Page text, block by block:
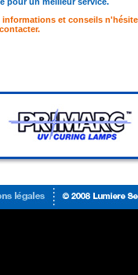
informations et conseils